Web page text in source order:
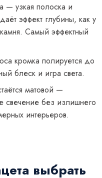
— узкая полоска и
эффект глубины, как у
Самый эффектный
кромка полируется до
блеск и игра света.
матовой —
свечение без излишнего
интерьеров.
выбрать